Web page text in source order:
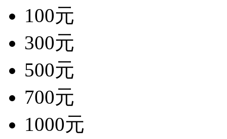
100元
300元
500元
700元
1000元